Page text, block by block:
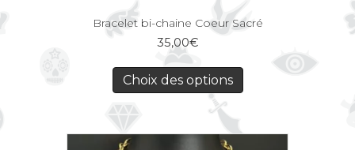
Bracelet bi-chaine Coeur Sacré
35,00€
Choix des options